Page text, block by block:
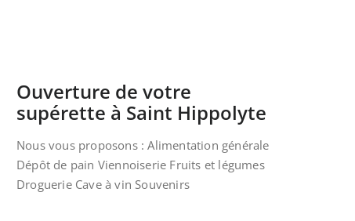
Ouverture de votre
supérette à Saint Hippolyte
Nous vous proposons : Alimentation générale
Dépôt de pain Viennoiserie Fruits et légumes
Droguerie Cave à vin Souvenirs